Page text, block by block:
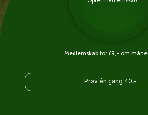
Medlemskab for 69,- om
Prøv én gang 40,-